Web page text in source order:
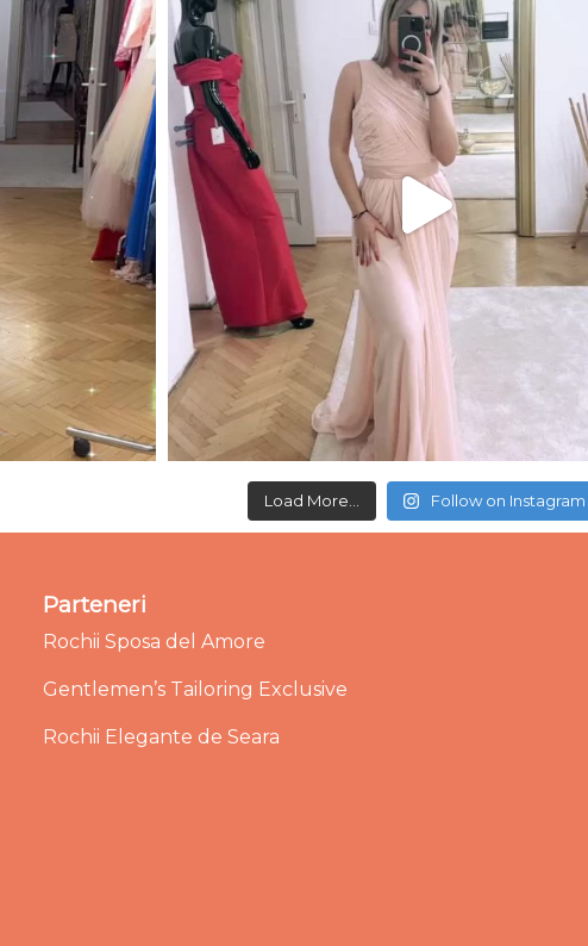
Load More... Follow on Instagram
Parteneri
Rochii Sposa del Amore
Gentlemen’s Tailoring Exclusive
Rochii Elegante de Seara